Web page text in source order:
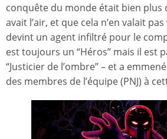
conquête du monde était bien plus
avait l’air, et que cela n’en valait
devint un agent infiltré pour le
est toujours un “Héros” mais il est
“Justicier de l’ombre” – et a
des membres de l’équipe (PNJ) à